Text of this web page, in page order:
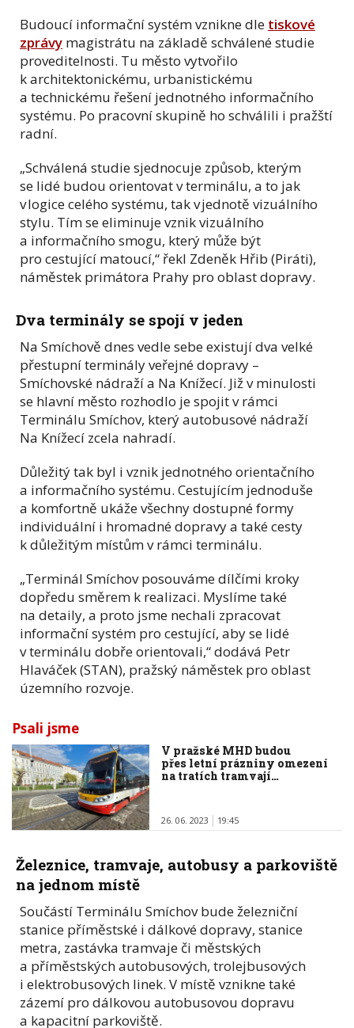
Budoucí informační systém vznikne dle tiskové
zprávy magistrátu na základě schválené studie
proveditelnosti. Tu město vytvořilo
k architektonickému, urbanistickému
a technickému řešení jednotného informačního
systému. Po pracovní skupině ho schválili i pražští
radní.
„Schválená studie sjednocuje způsob, kterým
se lidé budou orientovat v terminálu, a to jak
v logice celého systému, tak v jednotě vizuálního
stylu. Tím se eliminuje vznik vizuálního
a informačního smogu, který může být
pro cestující matoucí,“ řekl Zdeněk Hřib (Piráti),
náměstek primátora Prahy pro oblast dopravy.
Dva terminály se spojí v jeden
Na Smíchově dnes vedle sebe existují dva velké
přestupní terminály veřejné dopravy –
Smíchovské nádraží a Na Knížecí. Již v minulosti
se hlavní město rozhodlo je spojit v rámci
Terminálu Smíchov, který autobusové nádraží
Na Knížecí zcela nahradí.
Důležitý tak byl i vznik jednotného orientačního
a informačního systému. Cestujícím jednoduše
a komfortně ukáže všechny dostupné formy
individuální i hromadné dopravy a také cesty
k důležitým místům v rámci terminálu.
„Terminál Smíchov posouváme dílčími kroky
dopředu směrem k realizaci. Myslíme také
na detaily, a proto jsme nechali zpracovat
informační systém pro cestující, aby se lidé
v terminálu dobře orientovali,“ dodává Petr
Hlaváček (STAN), pražský náměstek pro oblast
územního rozvoje.
Psali jsme
V pražské MHD budou
přes letní prázniny omezení
na tratích tramvají…
26. 06. 2023 19:45
Železnice, tramvaje, autobusy a parkoviště
na jednom místě
Součástí Terminálu Smíchov bude železniční
stanice příměstské i dálkové dopravy, stanice
metra, zastávka tramvaje či městských
a příměstských autobusových, trolejbusových
i elektrobusových linek. V místě vznikne také
zázemí pro dálkovou autobusovou dopravu
a kapacitní parkoviště.